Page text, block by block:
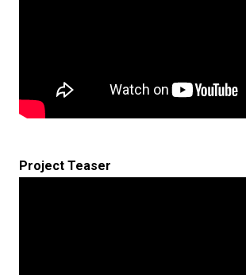
Project Teaser